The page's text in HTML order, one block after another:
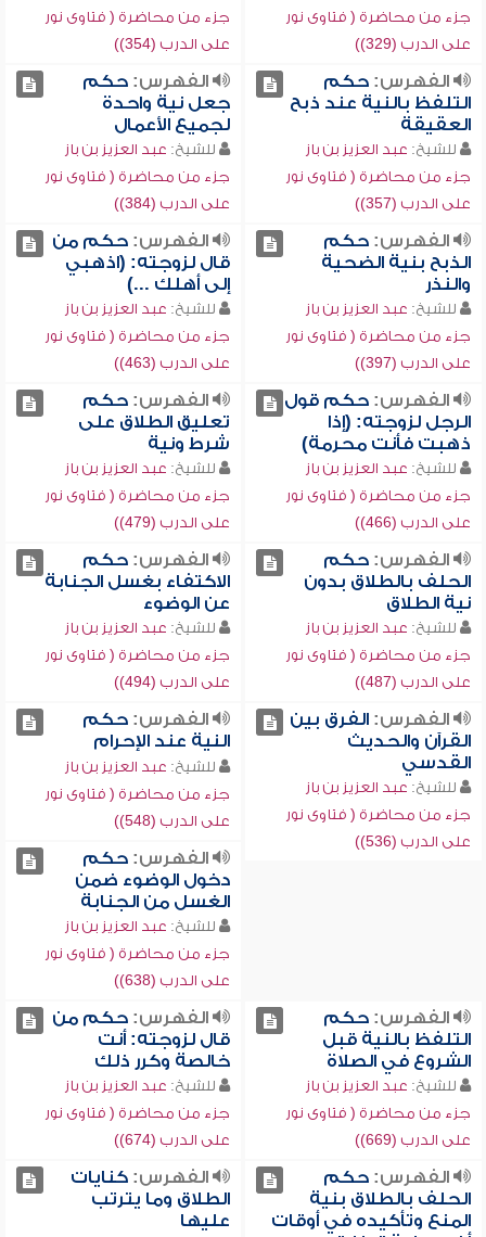
جزء من محاضرة ( فتاوى نور
على الدرب (329))
جزء من محاضرة ( فتاوى نور
على الدرب (354))
الفهرس:حكم
التلفظ بالنية عند ذبح
العقيقة
للشيخ: عبد العزيز بن باز
جزء من محاضرة ( فتاوى نور
على الدرب (357))
الفهرس:حكم
جعل نية واحدة
لجميع الأعمال
للشيخ: عبد العزيز بن باز
جزء من محاضرة ( فتاوى نور
على الدرب (384))
الفهرس:حكم
الذبح بنية الضحية
والنذر
للشيخ: عبد العزيز بن باز
جزء من محاضرة ( فتاوى نور
على الدرب (397))
الفهرس:حكم من
قال لزوجته: (اذهبي
إلى أهلك ...)
للشيخ: عبد العزيز بن باز
جزء من محاضرة ( فتاوى نور
على الدرب (463))
الفهرس:حكم قول
الرجل لزوجته: (إذا
ذهبت فأنت محرمة)
للشيخ: عبد العزيز بن باز
جزء من محاضرة ( فتاوى نور
على الدرب (466))
الفهرس:حكم
تعليق الطلاق على
شرط ونية
للشيخ: عبد العزيز بن باز
جزء من محاضرة ( فتاوى نور
على الدرب (479))
الفهرس:حكم
الحلف بالطلاق بدون
نية الطلاق
للشيخ: عبد العزيز بن باز
جزء من محاضرة ( فتاوى نور
على الدرب (487))
الفهرس:حكم
الاكتفاء بغسل الجنابة
عن الوضوء
للشيخ: عبد العزيز بن باز
جزء من محاضرة ( فتاوى نور
على الدرب (494))
الفهرس:الفرق بين
القرآن والحديث
القدسي
للشيخ: عبد العزيز بن باز
جزء من محاضرة ( فتاوى نور
على الدرب (536))
الفهرس:حكم
النية عند الإحرام
للشيخ: عبد العزيز بن باز
جزء من محاضرة ( فتاوى نور
على الدرب (548))
الفهرس:حكم
دخول الوضوء ضمن
الغسل من الجنابة
للشيخ: عبد العزيز بن باز
جزء من محاضرة ( فتاوى نور
على الدرب (638))
الفهرس:حكم
التلفظ بالنية قبل
الشروع في الصلاة
للشيخ: عبد العزيز بن باز
جزء من محاضرة ( فتاوى نور
على الدرب (669))
الفهرس:حكم من
قال لزوجته: أنت
خالصة وكرر ذلك
للشيخ: عبد العزيز بن باز
جزء من محاضرة ( فتاوى نور
على الدرب (674))
الفهرس:حكم
الحلف بالطلاق بنية
المنع وتأكيده في أوقات
الفهرس:كنايات
الطلاق وما يترتب
عليها